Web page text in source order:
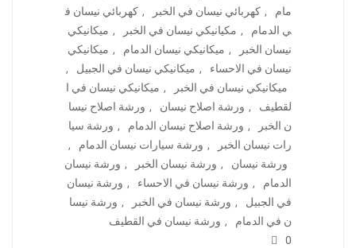
مام
, كهربائي نيسان في الخبر , كهربائي نيسان ف
ي الدمام
, مكيانيكي نيسان في الخبر , ميكانيكي
نيسان الخبر
, ميكانيكي نيسان الدمام , ميكانيكي
نيسان في الاحساء
, ميكانيكي نيسان في الجبيل
,
ميكانيكي نيسان في الخبر
, ميكانيكي نيسان في ا
لقطيف
, ورشة اصلاح نيسان , ورشة اصلاح نيسا
ن الخبر
, ورشة اصلاح نيسان الدمام , ورشة سيا
رات نيسان الخبر
, ورشة سيارات نيسان الدمام
,
ورشة نيسان
, ورشة نيسان الخبر , ورشة نيسان
الدمام
, ورشة نيسان في الاحساء , ورشة نيسان
في الجبيل
, ورشة نيسان في الخبر , ورشة نيسا
ن في الدمام
, ورشة نيسان في القطيف
0